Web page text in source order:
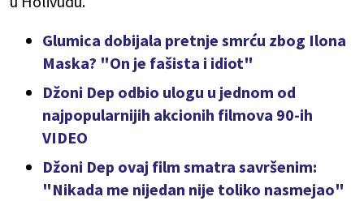
Glumica dobijala pretnje smrću zbog Ilona
Maska? "On je fašista i idiot"
Džoni Dep odbio ulogu u jednom od
najpopularnijih akcionih filmova 90-ih
VIDEO
Džoni Dep ovaj film smatra savršenim:
"Nikada me nijedan nije toliko nasmejao"